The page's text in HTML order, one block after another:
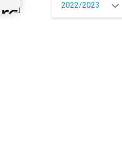
2022/2023